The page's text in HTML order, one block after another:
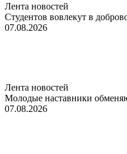
Лента новостей
Студентов вовлекут в
07.08.2026
Лента новостей
Молодые наставники
07.08.2026